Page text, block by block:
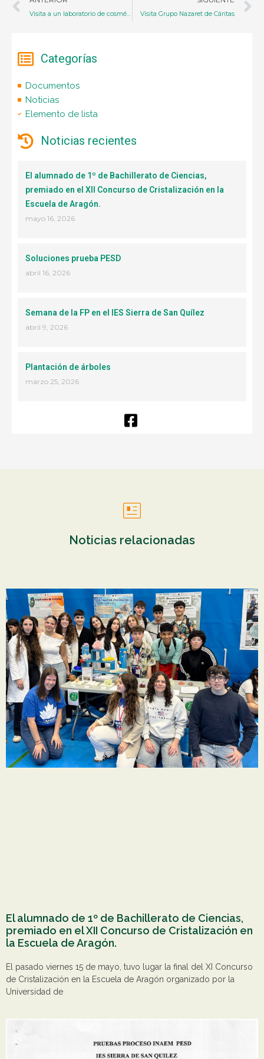
Visita a un laboratorio de cosmética Visita Grupo Nazaret de Cáritas
Categorías
Documentos
Noticias
Elemento de lista
Noticias recientes
El alumnado de 1º de Bachillerato de Ciencias,
premiado en el XII Concurso de Cristalización en la
Escuela de Aragón.
mayo 16, 2026
Soluciones prueba PESD
abril 16, 2026
Semana de la FP en el IES Sierra de San Quílez
abril 9, 2026
Plantación de árboles
marzo 25, 2026
Noticias relacionadas
El alumnado de 1º de Bachillerato de Ciencias,
premiado en el XII Concurso de Cristalización en
la Escuela de Aragón.
El pasado viernes 15 de mayo, tuvo lugar la final del XI Concurso
de Cristalización en la Escuela de Aragón organizado por la
Universidad de